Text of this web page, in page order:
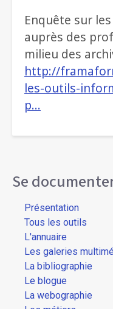
Enquête sur
auprès des
milieu des
http://
les-outils-
p…
Se
Présentation
Tous les outils
L'annuaire
Les galeries
La bibliographie
Le blogue
La webographie